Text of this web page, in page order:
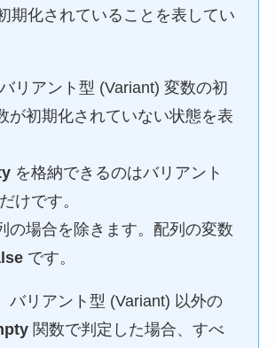
期化されていることを表してい
リアント型 (Variant) 変数の初
が初期化されていない状態を表
を格納できるのはバリアント
けです。
の場合を除きます。配列の変数
です。
バリアント型 (Variant) 以外の
関数で判定した場合、すべ